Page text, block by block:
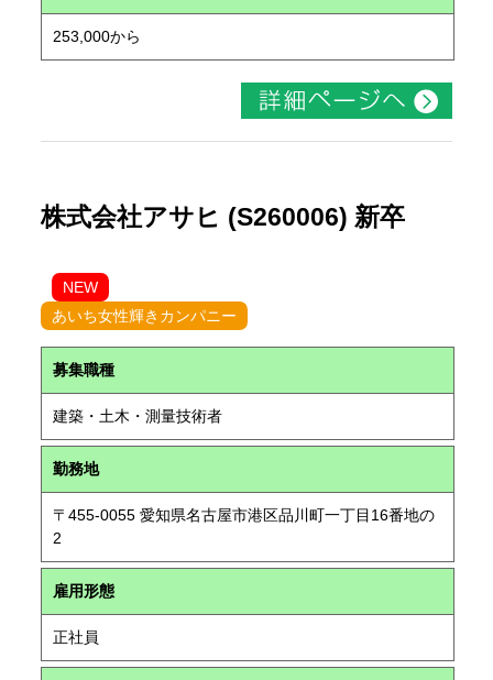
253,000から
株式会社アサヒ (S260006) 新卒
NEW
あいち女性輝きカンパニー
募集職種
建築・土木・測量技術者
勤務地
〒455-0055 愛知県名古屋市港区品川町一丁目16番地の
2
雇用形態
正社員